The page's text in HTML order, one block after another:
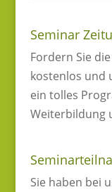
Seminar
Fordern Sie
kostenlos und
ein tolles
Weiterbildung
Sie haben bei